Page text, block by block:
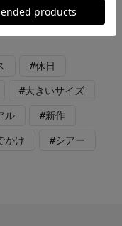
きます。カジュアルす
#休日
#大きいサイズ
ル #新作
かけ #シアー